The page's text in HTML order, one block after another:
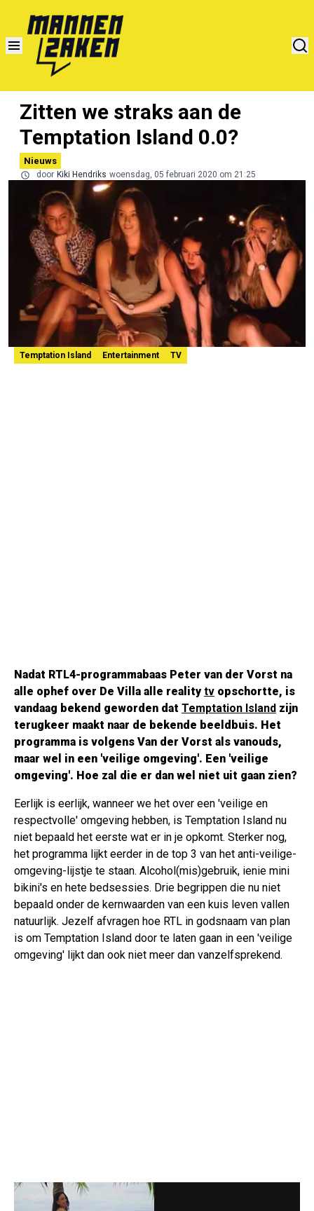
Zitten we straks aan de
Temptation Island 0.0?
Nieuws
door Kiki Hendriks woensdag, 05 februari 2020 om 21:25
Temptation Island Entertainment TV
Nadat RTL4-programmabaas Peter van der Vorst na
alle ophef over De Villa alle realitytv opschortte, is
vandaag bekend geworden dat Temptation Island zijn
terugkeer maakt naar de bekende beeldbuis. Het
programma is volgens Van der Vorst als vanouds,
maar wel in een 'veilige omgeving'. Een 'veilige
omgeving'. Hoe zal die er dan wel niet uit gaan zien?
Eerlijk is eerlijk, wanneer we het over een 'veilige en
respectvolle' omgeving hebben, is Temptation Island nu
niet bepaald het eerste wat er in je opkomt. Sterker nog,
het programma lijkt eerder in de top 3 van het anti-veilige-
omgeving-lijstje te staan. Alcohol(mis)gebruik, ienie mini
bikini's en hete bedsessies. Drie begrippen die nu niet
bepaald onder de kernwaarden van een kuis leven vallen
natuurlijk. Jezelf afvragen hoe RTL in godsnaam van plan
is om Temptation Island door te laten gaan in een 'veilige
omgeving' lijkt dan ook niet meer dan vanzelfsprekend.